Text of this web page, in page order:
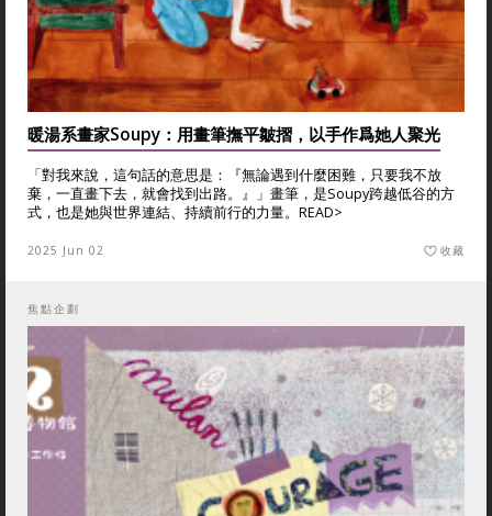
暖湯系畫家Soupy：用畫筆撫平皺摺，以手作爲她人聚光
「對我來說，這句話的意思是：『無論遇到什麼困難，只要我不放
棄，一直畫下去，就會找到出路。』」畫筆，是Soupy跨越低谷的方
式，也是她與世界連結、持續前行的力量。 READ>
2025 Jun 02 收藏
焦點企劃